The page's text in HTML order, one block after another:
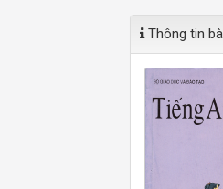
Thông tin